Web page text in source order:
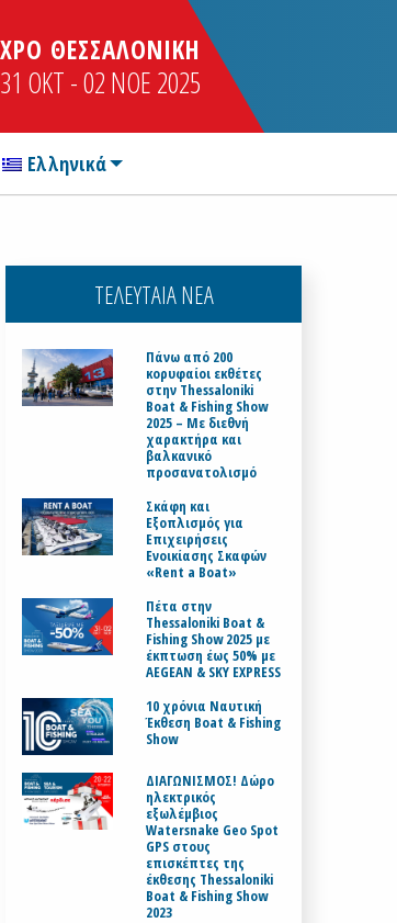
ΘΕΣΣΑΛΟΝΙΚΗ
31 OKT - 02 NOE 2025
Ελληνικά
ΤΕΛΕΥΤΑΙΑ ΝΕΑ
Πάνω από 200
κορυφαίοι εκθέτες
στην Thessaloniki
Boat & Fishing Show
2025 – Με διεθνή
χαρακτήρα και
βαλκανικό
προσανατολισμό
Σκάφη και
Εξοπλισμός για
Επιχειρήσεις
Ενοικίασης Σκαφών
«Rent a Boat»
Πέτα στην
Thessaloniki Boat &
Fishing Show 2025 με
έκπτωση έως 50% με
AEGEAN & SKY EXPRESS
10 χρόνια Ναυτική
Έκθεση Boat & Fishing
Show
ΔΙΑΓΩΝΙΣΜΟΣ! Δώρο
ηλεκτρικός
εξωλέμβιος
Watersnake Geo Spot
GPS στους
επισκέπτες της
έκθεσης Thessaloniki
Boat & Fishing Show
2023